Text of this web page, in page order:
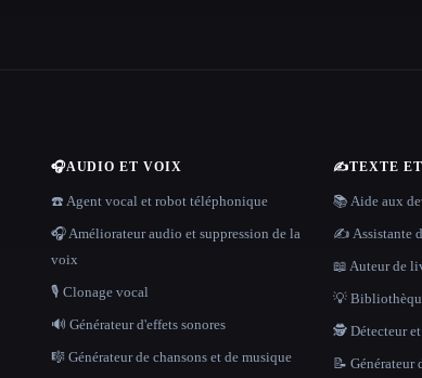
🎧AUDIO ET VOIX
☎️ Agent vocal et robot téléphonique
🎧 Améliorateur audio et suppression de la
voix
🎙️ Clonage vocal
🔊 Générateur d'effets sonores
🎼 Générateur de chansons et de musique
✍️TEXTE
📚 Aide aux
✍️ Assistante
📖 Auteur de
💡
🕵️ Détecteur
📝 Générateur